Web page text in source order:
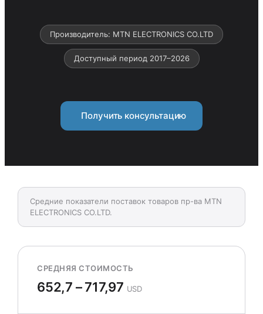
Производитель: MTN ELECTRONICS CO.LTD
Доступный период 2017–2026
Получить консультацию
Средние показатели поставок товаров пр-ва MTN
ELECTRONICS CO.LTD.
СРЕДНЯЯ СТОИМОСТЬ
652,7 – 717,97 USD